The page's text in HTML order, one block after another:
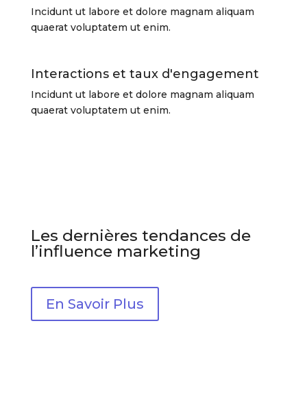
Incidunt ut labore et dolore magnam aliquam
quaerat voluptatem ut enim.
Interactions et taux d'engagement
Incidunt ut labore et dolore magnam aliquam
quaerat voluptatem ut enim.
Les dernières tendances de
l’influence marketing
En Savoir Plus